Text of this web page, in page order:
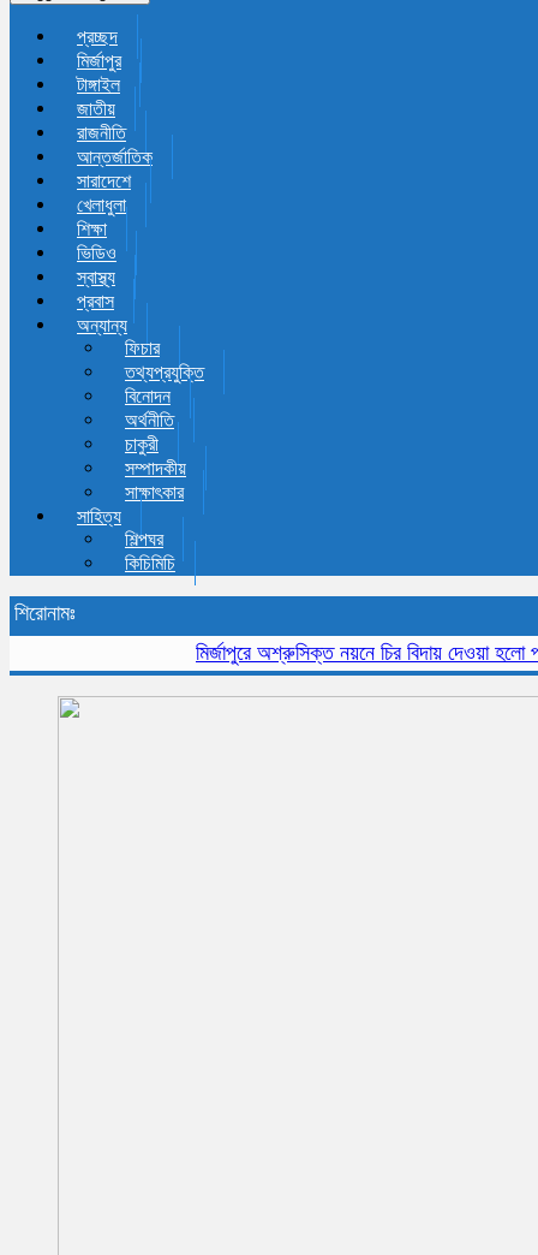
প্রচ্ছদ
মির্জাপুর
টাঙ্গাইল
জাতীয়
রাজনীতি
আন্তর্জাতিক
সারাদেশে
খেলাধুলা
শিক্ষা
ভিডিও
স্বাস্থ্য
প্রবাস
অন্যান্য
ফিচার
তথ্যপ্রযুক্তি
বিনোদন
অর্থনীতি
চাকুরী
সম্পাদকীয়
সাক্ষাৎকার
সাহিত্য
শিল্পঘর
কিচিমিচি
শিরোনামঃ
মির্জাপুরে অশ্রুসিক্ত নয়নে চির বিদায় দেওয়া হলো প্রবীন